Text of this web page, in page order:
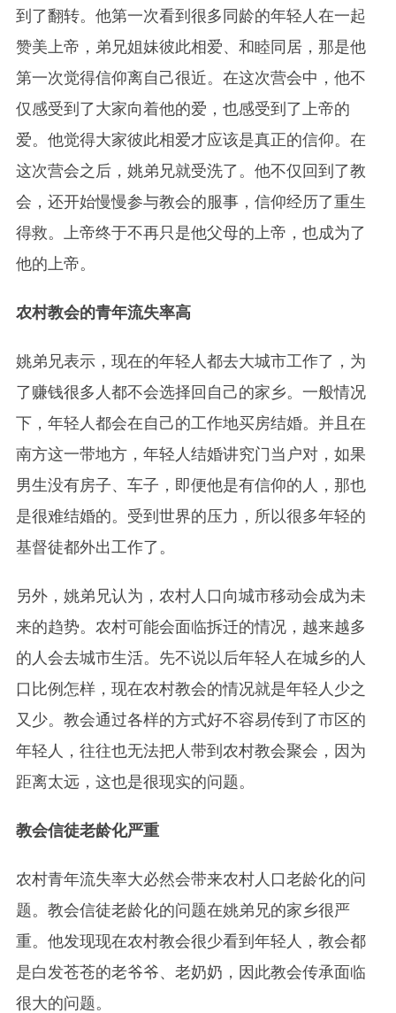
到了翻转。他第一次看到很多同龄的年轻人在一起
赞美上帝，弟兄姐妹彼此相爱、和睦同居，那是他
第一次觉得信仰离自己很近。在这次营会中，他不
仅感受到了大家向着他的爱，也感受到了上帝的
爱。他觉得大家彼此相爱才应该是真正的信仰。在
这次营会之后，姚弟兄就受洗了。他不仅回到了教
会，还开始慢慢参与教会的服事，信仰经历了重生
得救。上帝终于不再只是他父母的上帝，也成为了
他的上帝。
农村教会的青年流失率高
姚弟兄表示，现在的年轻人都去大城市工作了，为
了赚钱很多人都不会选择回自己的家乡。一般情况
下，年轻人都会在自己的工作地买房结婚。并且在
南方这一带地方，年轻人结婚讲究门当户对，如果
男生没有房子、车子，即便他是有信仰的人，那也
是很难结婚的。受到世界的压力，所以很多年轻的
基督徒都外出工作了。
另外，姚弟兄认为，农村人口向城市移动会成为未
来的趋势。农村可能会面临拆迁的情况，越来越多
的人会去城市生活。先不说以后年轻人在城乡的人
口比例怎样，现在农村教会的情况就是年轻人少之
又少。教会通过各样的方式好不容易传到了市区的
年轻人，往往也无法把人带到农村教会聚会，因为
距离太远，这也是很现实的问题。
教会信徒老龄化严重
农村青年流失率大必然会带来农村人口老龄化的问
题。教会信徒老龄化的问题在姚弟兄的家乡很严
重。他发现现在农村教会很少看到年轻人，教会都
是白发苍苍的老爷爷、老奶奶，因此教会传承面临
很大的问题。